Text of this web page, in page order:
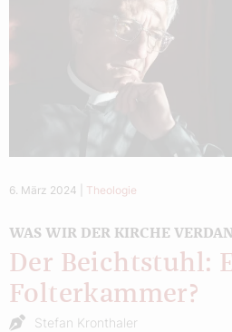
6. März 2024 Theologie
WAS WIR DER KIRCHE
Der Beichtstuhl:
Folterkammer?
Stefan Kronthaler